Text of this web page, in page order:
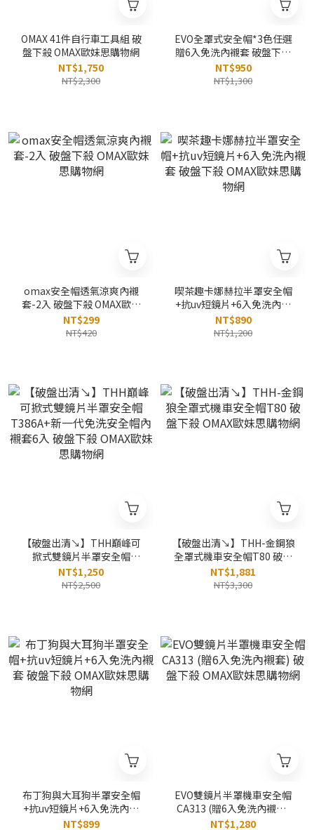
OMAX 41件自行車工具組 破
盤下殺 OMAX歐妹思購物網
NT$1,750
NT$2,300
EVO全罩式安全帽*3色任選
贈6入免洗內襯套 破盤下殺
OMAX歐妹思購物網
NT$950
NT$1,300
omax安全帽透氣涼爽內襯
套-2入 破盤下殺 OMAX歐妹
思購物網
NT$299
NT$420
喫茶趣卡娜赫拉半罩安全帽
+抗uv短鏡片+6入免洗內襯
套 破盤下殺 OMAX歐妹思購
物網
NT$890
NT$1,200
【破盤出清↘】THH巔峰可
掀式雙鏡片半罩安全帽
T386A+新一代免洗安全帽內
襯套6入 破盤下殺 OMAX歐
NT$1,250
NT$2,500
【破盤出清↘】THH-金鋼狼
全罩式機車安全帽T80 破盤
下殺 OMAX歐妹思購物網
NT$1,881
NT$3,300
布丁狗與大耳狗半罩安全帽
+抗uv短鏡片+6入免洗內襯
套 破盤下殺 OMAX歐妹思購
NT$899
EVO雙鏡片半罩機車安全帽
CA313 (贈6入免洗內襯套)
破盤下殺 OMAX歐妹思購物
NT$1,280